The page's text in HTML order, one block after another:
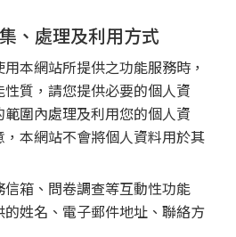
、處理及利用方式
本網站所提供之功能服務時，
質，請您提供必要的個人資
圍內處理及利用您的個人資
本網站不會將個人資料用於其
箱、問卷調查等互動性功能
姓名、電子郵件地址、聯絡方